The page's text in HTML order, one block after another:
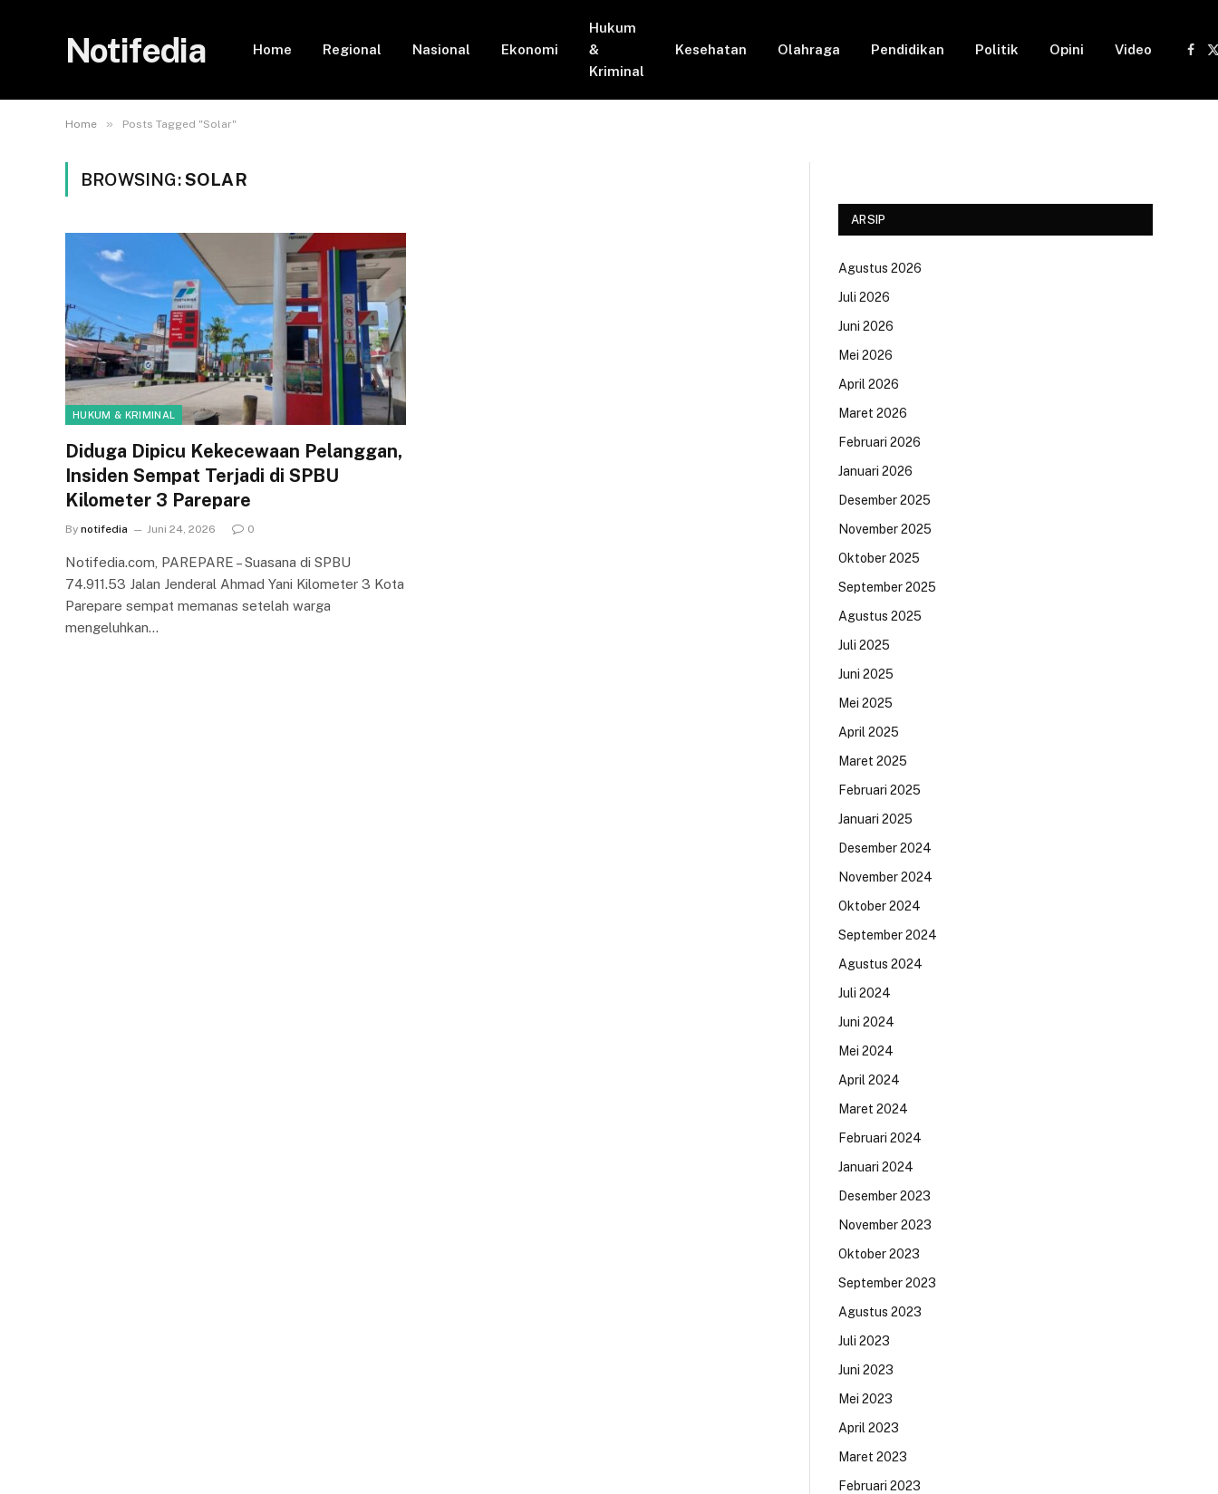
Notifedia Home Regional Nasional Ekonomi
Hukum
&
Kriminal
Kesehatan Olahraga Pendidikan Politik Opini Video
Home » Posts Tagged "Solar"
BROWSING:SOLAR
HUKUM & KRIMINAL
Diduga Dipicu Kekecewaan Pelanggan,
Insiden Sempat Terjadi di SPBU
Kilometer 3 Parepare
By notifedia Juni 24, 2026 0
Notifedia.com, PAREPARE – Suasana di SPBU
74.911.53 Jalan Jenderal Ahmad Yani Kilometer 3 Kota
Parepare sempat memanas setelah warga
mengeluhkan…
ARSIP
Agustus 2026
Juli 2026
Juni 2026
Mei 2026
April 2026
Maret 2026
Februari 2026
Januari 2026
Desember 2025
November 2025
Oktober 2025
September 2025
Agustus 2025
Juli 2025
Juni 2025
Mei 2025
April 2025
Maret 2025
Februari 2025
Januari 2025
Desember 2024
November 2024
Oktober 2024
September 2024
Agustus 2024
Juli 2024
Juni 2024
Mei 2024
April 2024
Maret 2024
Februari 2024
Januari 2024
Desember 2023
November 2023
Oktober 2023
September 2023
Agustus 2023
Juli 2023
Juni 2023
Mei 2023
April 2023
Maret 2023
Februari 2023